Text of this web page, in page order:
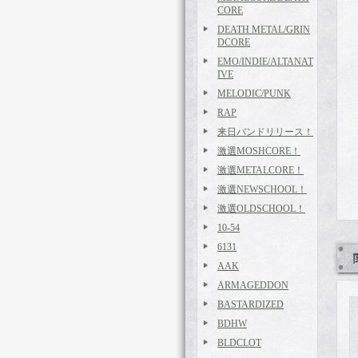
CORE
DEATH METAL/GRIN
DCORE
EMO/INDIE/ALTANAT
IVE
MELODIC/PUNK
RAP
来日バンドリリース！
激選MOSHCORE！
激選METALCORE！
激選NEWSCHOOL！
激選OLDSCHOOL！
10-54
6131
AAK
ARMAGEDDON
BASTARDIZED
BDHW
BLDCLOT